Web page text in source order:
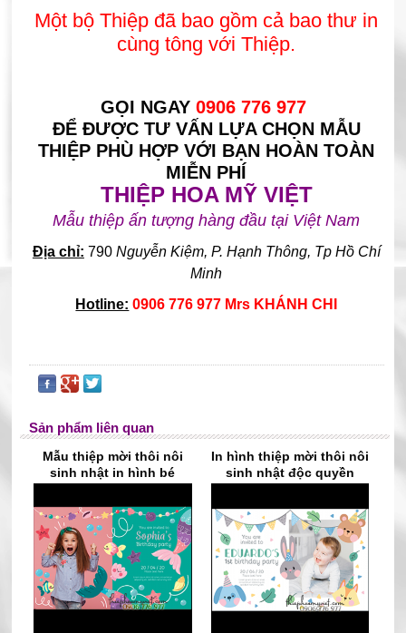
Một bộ Thiệp đã bao gồm cả bao thư in
cùng tông với Thiệp.
GỌI NGAY0906 776 977
ĐỂ ĐƯỢC TƯ VẤN LỰA CHỌN MẪU
THIỆP PHÙ HỢP VỚI BẠN HOÀN TOÀN
MIỄN PHÍ
THIỆP HOA MỸ VIỆT
Mẫu thiệp ấn tượng hàng đầu tại Việt Nam
Địa chỉ: 790Nguyễn Kiệm, P. Hạnh Thông, Tp Hồ Chí
Minh
Hotline: 0906 776 977 Mrs KHÁNH CHI
Sản phẩm liên quan
Mẫu thiệp mời thôi nôi
sinh nhật in hình bé
In hình thiệp mời thôi nôi
sinh nhật độc quyền